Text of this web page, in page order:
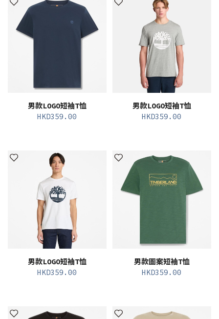
男款LOGO短袖T恤
HKD359.00
男款LOGO短袖T恤
HKD359.00
男款LOGO短袖T恤
HKD359.00
男款圖案短袖T恤
HKD359.00